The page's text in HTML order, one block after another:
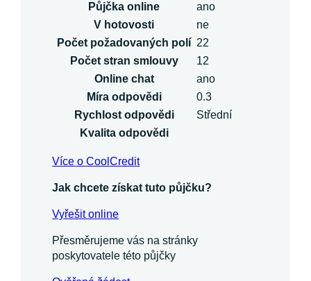
Půjčka online
ano
V hotovosti
ne
Počet požadovaných polí 22
Počet stran smlouvy
12
Online chat
ano
Míra odpovědi
0.3
Rychlost odpovědi
Střední
Kvalita odpovědi
Více o CoolCredit
Jak chcete získat tuto půjčku?
Vyřešit online
Přesměrujeme vás na stránky
poskytovatele této půjčky